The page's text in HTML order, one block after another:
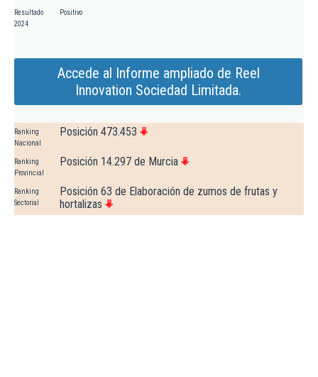
Resultado
2024
Positivo
Accede al Informe ampliado de Reel
Innovation Sociedad Limitada.
Ranking
Nacional
Posición 473.453
Ranking
Provincial
Posición 14.297 de Murcia
Ranking
Sectorial
Posición 63 de Elaboración de zumos de frutas y
hortalizas